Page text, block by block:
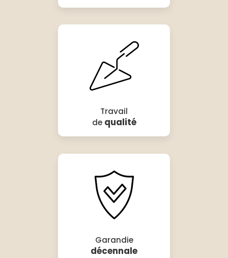
Travail
de qualité
Garandie
décennale